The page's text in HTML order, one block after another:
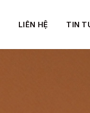
LIÊN HỆ TIN